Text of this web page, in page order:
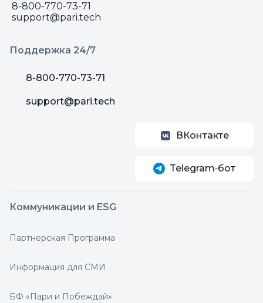
8-800-770-73-71
support@pari.tech
Поддержка 24/7
8-800-770-73-71
support@pari.tech
ВКонтакте
Telegram‑бот
Коммуникации и ESG
Партнерская Программа
Информация для СМИ
БФ «Пари и Побеждай»